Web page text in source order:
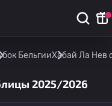
БельгииХабай Ла Нев
2025/2026